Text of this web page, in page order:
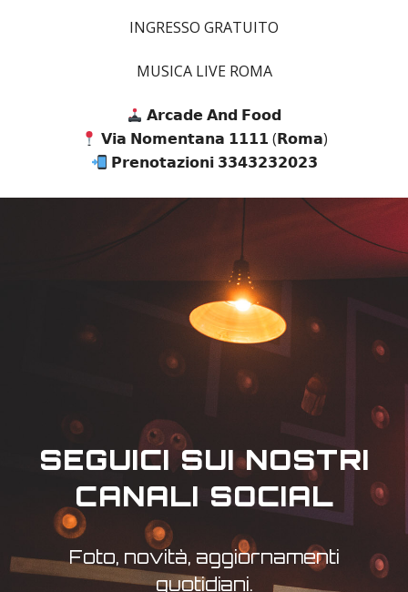
INGRESSO GRATUITO
MUSICA LIVE ROMA
𝗔𝗿𝗰𝗮𝗱𝗲 𝗔𝗻𝗱 𝗙𝗼𝗼𝗱
𝗩𝗶𝗮 𝗡𝗼𝗺𝗲𝗻𝘁𝗮𝗻𝗮 𝟭𝟭𝟭𝟭 (𝗥𝗼𝗺𝗮)
𝗣𝗿𝗲𝗻𝗼𝘁𝗮𝘇𝗶𝗼𝗻𝗶 𝟯𝟯𝟰𝟯𝟮𝟯𝟮𝟬𝟮𝟯
SEGUICI SUI NOSTRI
CANALI SOCIAL
Foto, novità, aggiornamenti
quotidiani.